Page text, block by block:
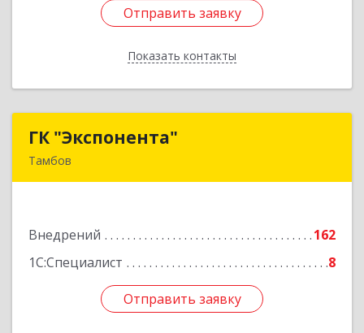
Отправить заявку
Показать контакты
Отправить заявку
Назад
ГК "Экспонента"
Тамбов
Внедрений
162
1С:Специалист
8
Отправить заявку
Подробнее
Отправить заявку